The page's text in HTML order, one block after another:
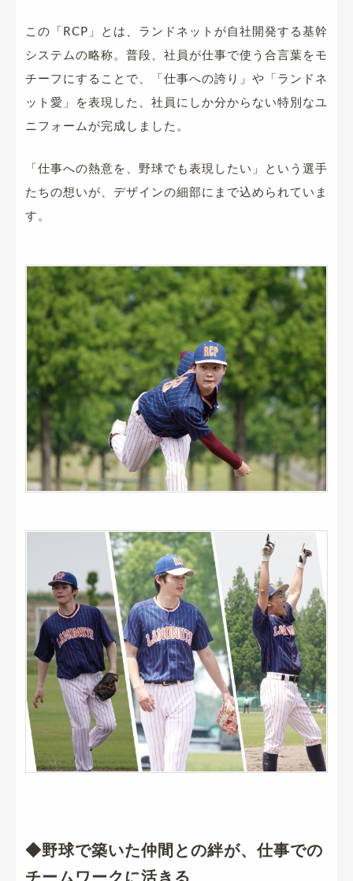
この「RCP」とは、ランドネットが自社開発する基幹
システムの略称。普段、社員が仕事で使う合言葉をモ
チーフにすることで、「仕事への誇り」や「ランドネ
ット愛」を表現した、社員にしか分からない特別なユ
ニフォームが完成しました。
「仕事への熱意を、野球でも表現したい」という選手
たちの想いが、デザインの細部にまで込められていま
す。
◆野球で築いた仲間との絆が、仕事での
チームワークに活きる